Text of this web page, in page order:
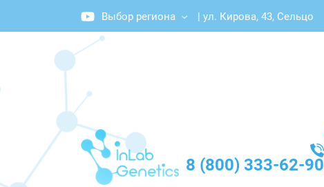
Выбор региона | ул. Кирова, 43, Сельцо
8 (800) 333-62-90